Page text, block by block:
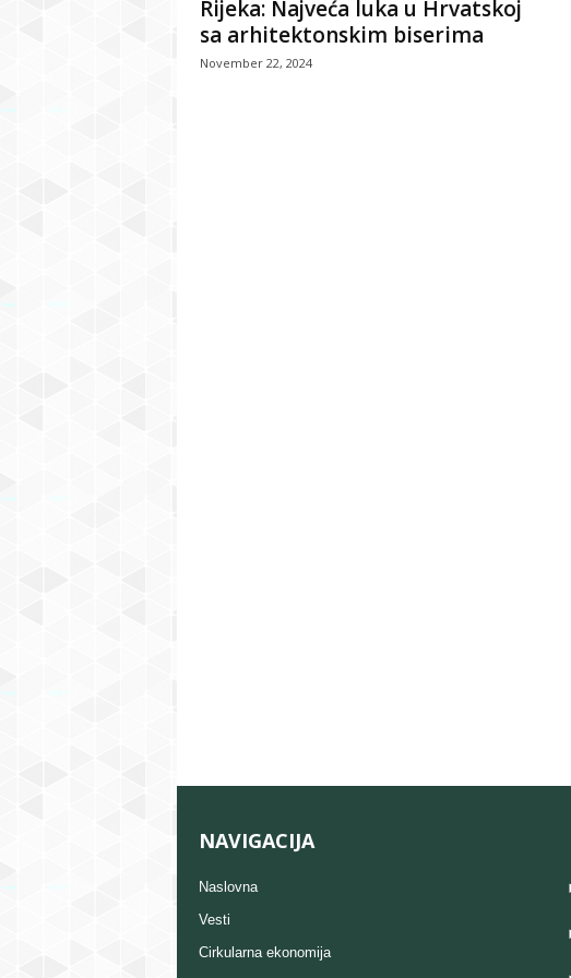
Rijeka: Najveća luka u Hrvatskoj
sa arhitektonskim biserima
November 22, 2024
NAVIGACIJA
Naslovna
Vesti
Cirkularna ekonomija